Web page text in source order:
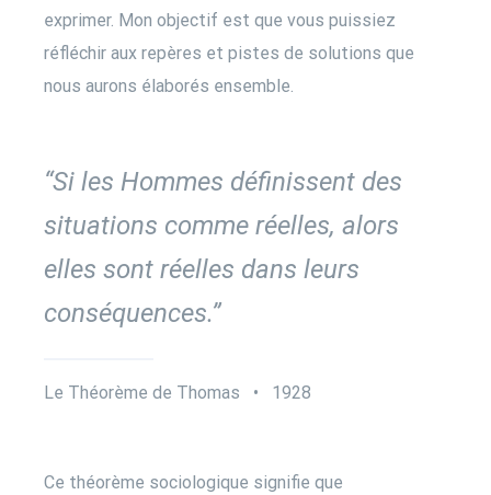
exprimer. Mon objectif est que vous puissiez
réfléchir aux repères et pistes de solutions que
nous aurons élaborés ensemble.
“Si les Hommes définissent des
situations comme réelles, alors
elles sont réelles dans leurs
conséquences.”
Le Théorème de Thomas • 1928
Ce théorème sociologique signifie que